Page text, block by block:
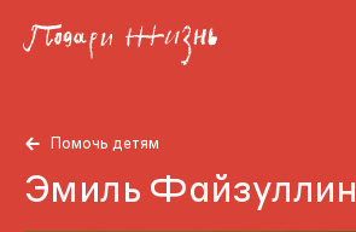
Помочь детям
Эмиль Файзуллин